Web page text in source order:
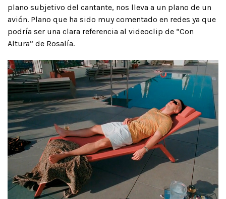
plano subjetivo del cantante, nos lleva a un plano de un
avión. Plano que ha sido muy comentado en redes ya que
podría ser una clara referencia al videoclip de “Con
Altura” de Rosalía.